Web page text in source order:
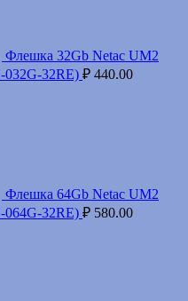
Флешка 32Gb Netac UM2
32RE) ₽ 440.00
Флешка 64Gb Netac UM2
32RE) ₽ 580.00